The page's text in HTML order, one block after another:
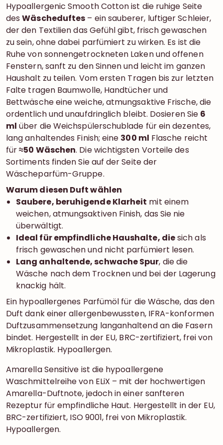
Hypoallergenic Smooth Cotton ist die ruhige Seite
desWäscheduftes – ein sauberer, luftiger Schleier,
der den Textilien das Gefühl gibt, frisch gewaschen
zu sein, ohne dabei parfümiert zu wirken. Es ist die
Ruhe von sonnengetrockneten Laken und offenen
Fenstern, sanft zu den Sinnen und leicht im ganzen
Haushalt zu teilen. Vom ersten Tragen bis zur letzten
Falte tragen Baumwolle, Handtücher und
Bettwäsche eine weiche, atmungsaktive Frische, die
ordentlich und unaufdringlich bleibt. Dosieren Sie 6
ml über die Weichspülerschublade für ein dezentes,
lang anhaltendes Finish; eine 300 ml Flasche reicht
für≈50 Wäschen. Die wichtigsten Vorteile des
Sortiments finden Sie auf der Seite der
Wäscheparfüm-Gruppe.
Warum diesen Duft wählen
Saubere, beruhigende Klarheit mit einem
weichen, atmungsaktiven Finish, das Sie nie
überwältigt.
Ideal für empfindliche Haushalte, diesich als
frisch gewaschen und nicht parfümiert lesen.
Lang anhaltende, schwache Spur, die die
Wäsche nach dem Trocknen und bei der Lagerung
knackig hält.
Ein hypoallergenes Parfümöl für die Wäsche, das den
Duft dank einer allergenbewussten, IFRA-konformen
Duftzusammensetzung langanhaltend an die Fasern
bindet. Hergestellt in der EU, BRC-zertifiziert, frei von
Mikroplastik. Hypoallergen.
Amarella Sensitive ist die hypoallergene
Waschmittelreihe von ELiX – mit der hochwertigen
Amarella-Duftnote, jedoch in einer sanfteren
Rezeptur für empfindliche Haut. Hergestellt in der EU,
BRC-zertifiziert, ISO 9001, frei von Mikroplastik.
Hypoallergen.